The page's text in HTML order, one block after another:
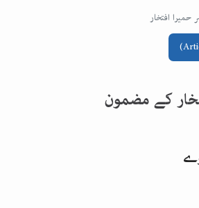
حمیرا افتخار
کے مضمون